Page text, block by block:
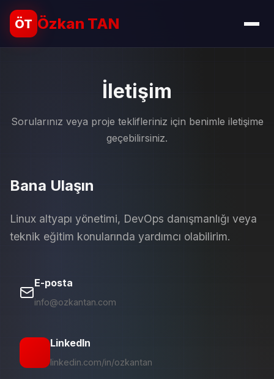
ÖT Özkan TAN
İletişim
Sorularınız veya proje teklifleriniz için benimle iletişime
geçebilirsiniz.
Bana Ulaşın
Linux altyapı yönetimi, DevOps danışmanlığı veya
teknik eğitim konularında yardımcı olabilirim.
E-posta
info@ozkantan.com
LinkedIn
linkedin.com/in/ozkantan